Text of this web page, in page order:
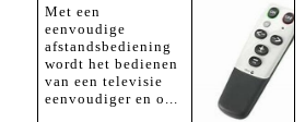
Met een
eenvoudige
afstandsbediening
wordt het bedienen
van een televisie
eenvoudiger en o...